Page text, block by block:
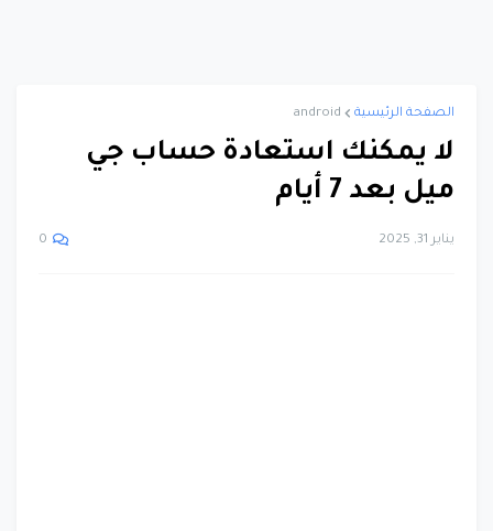
الصفحة الرئيسية android
لا يمكنك استعادة حساب جي
ميل بعد 7 أيام
يناير 31, 2025 0